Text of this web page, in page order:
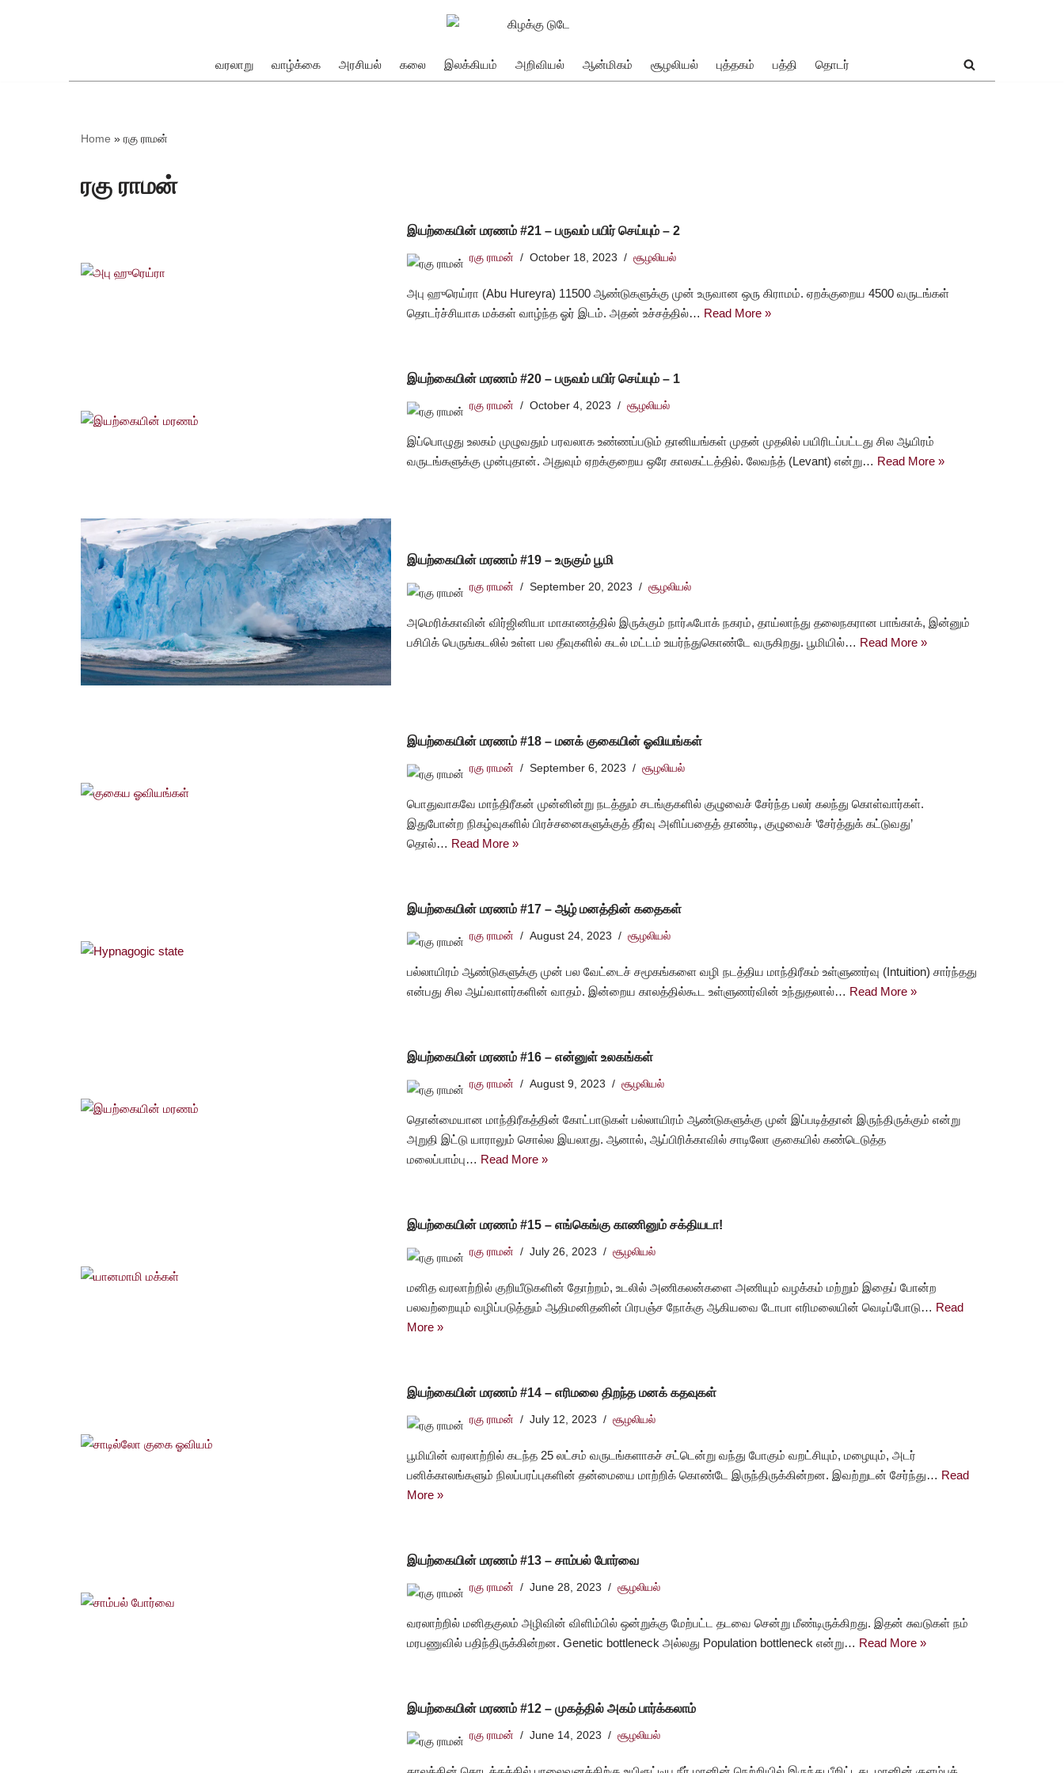
வரலாறு வாழ்க்கை அரசியல் கலை இலக்கியம் அறிவியல் ஆன்மிகம் சூழலியல் புத்தகம் பத்தி தொடர்
Home » ரகு ராமன்
ரகு ராமன்
இயற்கையின் மரணம் #21 – பருவம் பயிர் செய்யும் – 2
ரகு ராமன் October 18, 2023 சூழலியல்
அபு ஹுரெய்ரா (Abu Hureyra) 11500 ஆண்டுகளுக்கு முன் உருவான ஒரு கிராமம். ஏறக்குறைய 4500 வருடங்கள்
தொடர்ச்சியாக மக்கள் வாழ்ந்த ஓர் இடம். அதன் உச்சத்தில்… Read More »
இயற்கையின் மரணம் #20 – பருவம் பயிர் செய்யும் – 1
ரகு ராமன் October 4, 2023 சூழலியல்
இப்பொழுது உலகம் முழுவதும் பரவலாக உண்ணப்படும் தானியங்கள் முதன் முதலில் பயிரிடப்பட்டது சில ஆயிரம்
வருடங்களுக்கு முன்புதான். அதுவும் ஏறக்குறைய ஒரே காலகட்டத்தில். லேவந்த் (Levant) என்று… Read More »
இயற்கையின் மரணம் #19 – உருகும் பூமி
ரகு ராமன் September 20, 2023 சூழலியல்
அமெரிக்காவின் விர்ஜினியா மாகாணத்தில் இருக்கும் நார்ஃபோக் நகரம், தாய்லாந்து தலைநகரான பாங்காக், இன்னும்
பசிபிக் பெருங்கடலில் உள்ள பல தீவுகளில் கடல் மட்டம் உயர்ந்துகொண்டே வருகிறது. பூமியில்… Read More »
இயற்கையின் மரணம் #18 – மனக் குகையின் ஓவியங்கள்
ரகு ராமன் September 6, 2023 சூழலியல்
பொதுவாகவே மாந்திரீகன் முன்னின்று நடத்தும் சடங்குகளில் குழுவைச் சேர்ந்த பலர் கலந்து கொள்வார்கள்.
இதுபோன்ற நிகழ்வுகளில் பிரச்சனைகளுக்குத் தீர்வு அளிப்பதைத் தாண்டி, குழுவைச் ‘சேர்த்துக் கட்டுவது’
தொல்… Read More »
இயற்கையின் மரணம் #17 – ஆழ் மனத்தின் கதைகள்
ரகு ராமன் August 24, 2023 சூழலியல்
பல்லாயிரம் ஆண்டுகளுக்கு முன் பல வேட்டைச் சமூகங்களை வழி நடத்திய மாந்திரீகம் உள்ளுணர்வு (Intuition) சார்ந்தது
என்பது சில ஆய்வாளர்களின் வாதம். இன்றைய காலத்தில்கூட உள்ளுணர்வின் உந்துதலால்… Read More »
இயற்கையின் மரணம் #16 – என்னுள் உலகங்கள்
ரகு ராமன் August 9, 2023 சூழலியல்
தொன்மையான மாந்திரீகத்தின் கோட்பாடுகள் பல்லாயிரம் ஆண்டுகளுக்கு முன் இப்படித்தான் இருந்திருக்கும் என்று
அறுதி இட்டு யாராலும் சொல்ல இயலாது. ஆனால், ஆப்பிரிக்காவில் சாடிலோ குகையில் கண்டெடுத்த
மலைப்பாம்பு… Read More »
இயற்கையின் மரணம் #15 – எங்கெங்கு காணினும் சக்தியடா!
ரகு ராமன் July 26, 2023 சூழலியல்
மனித வரலாற்றில் குறியீடுகளின் தோற்றம், உடலில் அணிகலன்களை அணியும் வழக்கம் மற்றும் இதைப் போன்ற
பலவற்றையும் வழிப்படுத்தும் ஆதிமனிதனின் பிரபஞ்ச நோக்கு ஆகியவை டோபா எரிமலையின் வெடிப்போடு… Read
More »
இயற்கையின் மரணம் #14 – எரிமலை திறந்த மனக் கதவுகள்
ரகு ராமன் July 12, 2023 சூழலியல்
பூமியின் வரலாற்றில் கடந்த 25 லட்சம் வருடங்களாகச் சட்டென்று வந்து போகும் வறட்சியும், மழையும், அடர்
பனிக்காலங்களும் நிலப்பரப்புகளின் தன்மையை மாற்றிக் கொண்டே இருந்திருக்கின்றன. இவற்றுடன் சேர்ந்து… Read
More »
இயற்கையின் மரணம் #13 – சாம்பல் போர்வை
ரகு ராமன் June 28, 2023 சூழலியல்
வரலாற்றில் மனிதகுலம் அழிவின் விளிம்பில் ஒன்றுக்கு மேற்பட்ட தடவை சென்று மீண்டிருக்கிறது. இதன் சுவடுகள் நம்
மரபணுவில் பதிந்திருக்கின்றன. Genetic bottleneck அல்லது Population bottleneck என்று… Read More »
இயற்கையின் மரணம் #12 – முகத்தில் அகம் பார்க்கலாம்
ரகு ராமன் June 14, 2023 சூழலியல்